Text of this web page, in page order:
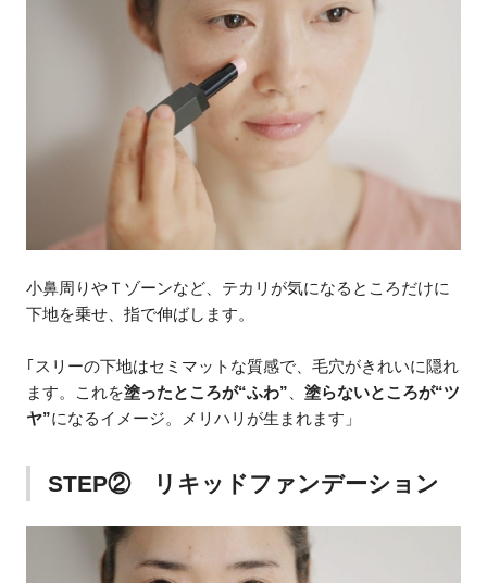
小鼻周りやＴゾーンなど、テカリが気になるところだけに
下地を乗せ、指で伸ばします。
｢スリーの下地はセミマットな質感で、毛穴がきれいに隠れ
ます。これを塗ったところが“ふわ” 、塗らないところが“ツ
ヤ”になるイメージ。メリハリが生まれます」
STEP② リキッドファンデーション